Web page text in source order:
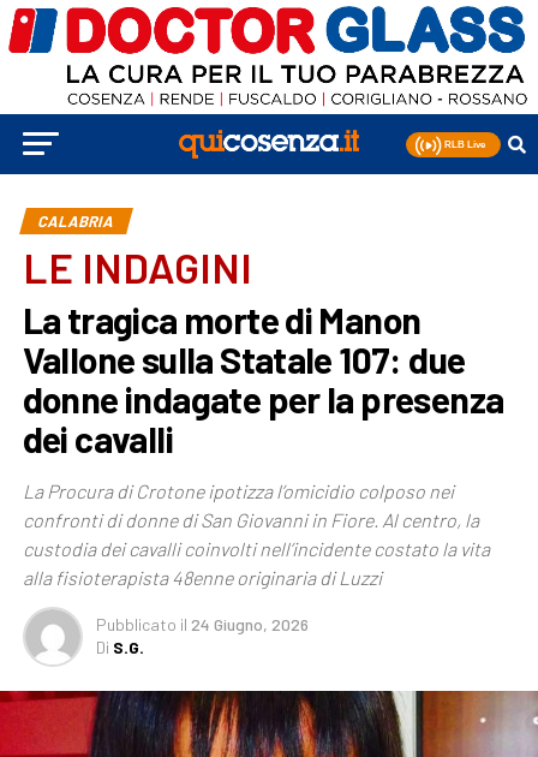
CALABRIA
LE INDAGINI
La tragica morte di Manon
Vallone sulla Statale 107: due
donne indagate per la presenza
dei cavalli
La Procura di Crotone ipotizza l’omicidio colposo nei
confronti di donne di San Giovanni in Fiore. Al centro, la
custodia dei cavalli coinvolti nell’incidente costato la vita
alla fisioterapista 48enne originaria di Luzzi
Pubblicato il 24 Giugno, 2026
Di S.G.